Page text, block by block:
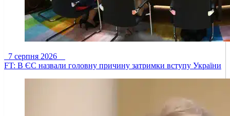
7 серпня 2026
FT: В ЄС назвали головну причину затримки вступу України